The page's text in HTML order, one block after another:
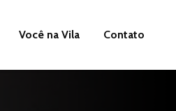
Você na Vila Contato